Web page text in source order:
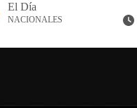
El Día
NACIONALES